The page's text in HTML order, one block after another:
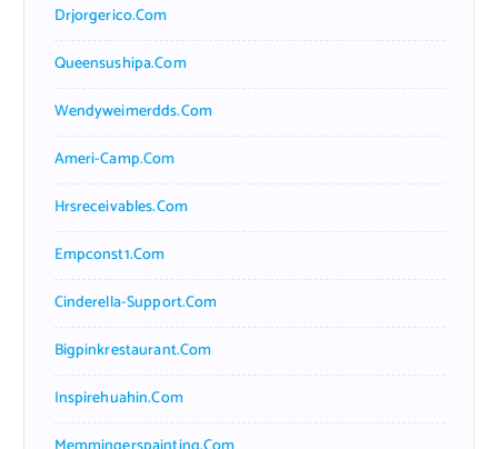
Drjorgerico.com
Queensushipa.com
Wendyweimerdds.com
Ameri-Camp.com
Hrsreceivables.com
Empconst1.com
Cinderella-Support.com
Bigpinkrestaurant.com
Inspirehuahin.com